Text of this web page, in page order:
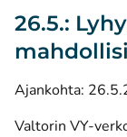
26.5.:
Ajankohta:
Valtorin VY-